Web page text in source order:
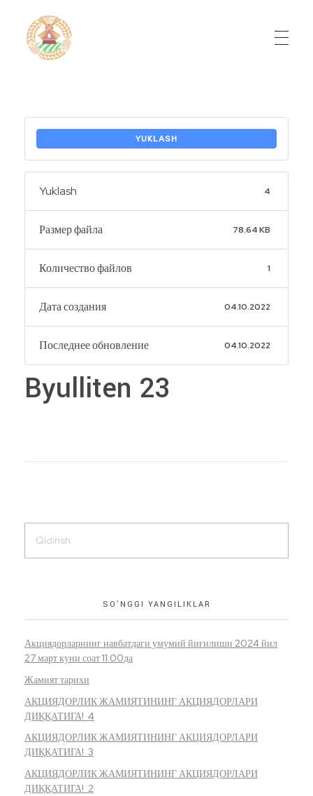
YUKLASH
Yuklash 4
Размер файла 78.64 KB
Количество файлов 1
Дата создания 04.10.2022
Последнее обновление 04.10.2022
Byulliten 23
SO’NGGI YANGILIKLAR
Акциядорларнинг навбатдаги умумий йиғилиши 2024 йил
27 март куни соат 11.00да
Жамият тарихи
АКЦИЯДОРЛИК ЖАМИЯТИНИНГ АКЦИЯДОРЛАРИ
ДИҚҚАТИГА! 4
АКЦИЯДОРЛИК ЖАМИЯТИНИНГ АКЦИЯДОРЛАРИ
ДИҚҚАТИГА! 3
АКЦИЯДОРЛИК ЖАМИЯТИНИНГ АКЦИЯДОРЛАРИ
ДИҚҚАТИГА! 2